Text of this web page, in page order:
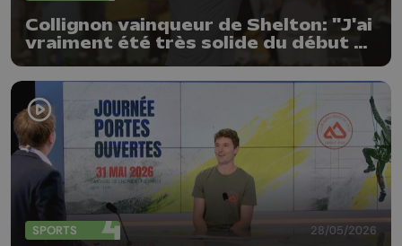
Collignon vainqueur de Shelton: "J'ai
vraiment été très solide du début à
SPORTS 28/05/2026